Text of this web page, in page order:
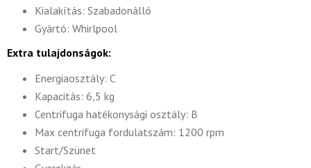
Kialakítás: Szabadonálló
Gyártó: Whirlpool
Extra tulajdonságok:
Energiaosztály: C
Kapacitás: 6,5 kg
Centrifuga hatékonysági osztály: B
Max centrifuga fordulatszám: 1200 rpm
Start/Szünet